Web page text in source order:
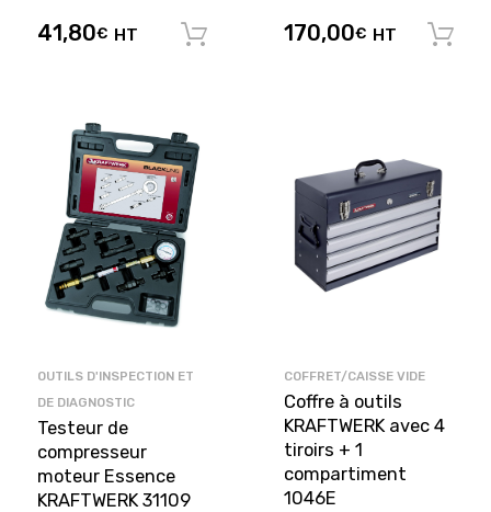
41,80€ HT Ajouter au panier
170,00€ HT
OUTILS D'INSPECTION ET
DE DIAGNOSTIC
Testeur de
compresseur
moteur Essence
KRAFTWERK 31109
COFFRET/CAISSE VIDE
Coffre à outils
KRAFTWERK avec 4
tiroirs + 1
compartiment
1046E